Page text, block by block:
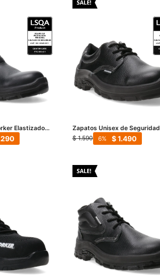
Elastizado
- Negro
Zapatos Unisex de Seguridad
Worker Composite - Negro
$ 1.590 $1.490
6